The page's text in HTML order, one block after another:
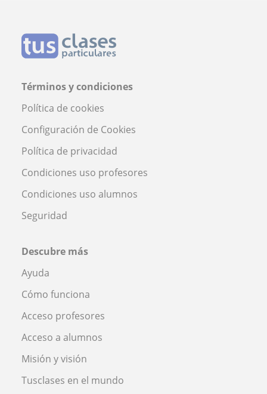
Términos y condiciones
Política de cookies
Configuración de Cookies
Política de privacidad
Condiciones uso profesores
Condiciones uso alumnos
Seguridad
Descubre más
Ayuda
Cómo funciona
Acceso profesores
Acceso a alumnos
Misión y visión
Tusclases en el mundo